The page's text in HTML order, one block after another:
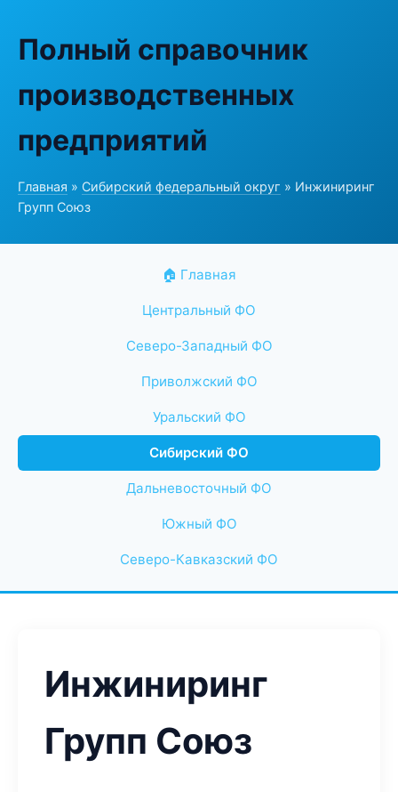
Полный справочник
производственных
предприятий
Главная » Сибирский федеральный округ » Инжиниринг
Групп Союз
🏠 Главная
Центральный ФО
Северо-Западный ФО
Приволжский ФО
Уральский ФО
Сибирский ФО
Дальневосточный ФО
Южный ФО
Северо-Кавказский ФО
Инжиниринг
Групп Союз